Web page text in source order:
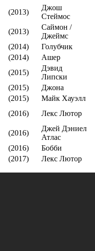
(2013)
Джош
Стеймос
(2013)
Саймон /
Джеймс
(2014)
Голубчик
(2014)
Ашер
(2015)
Дэвид
Липски
(2015)
Джона
(2015)
Майк Хауэлл
(2016) Лекс Лютор
(2016)
Джей Дэниел
Атлас
(2016)
Бобби
(2017) Лекс Лютор